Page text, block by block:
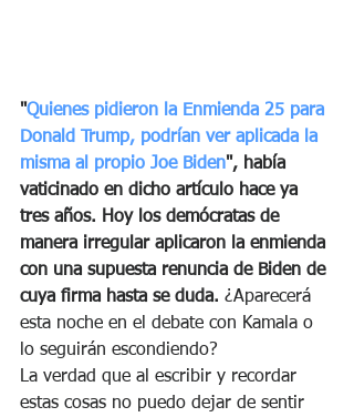
"Quienes pidieron la Enmienda 25 para
Donald Trump, podrían ver aplicada la
misma al propio Joe Biden", había
vaticinado en dicho artículo hace ya
tres años. Hoy los demócratas de
manera irregular aplicaron la enmienda
con una supuesta renuncia de Biden de
cuya firma hasta se duda. ¿Aparecerá
esta noche en el debate con Kamala o
lo seguirán escondiendo?
La verdad que al escribir y recordar
estas cosas no puedo dejar de sentir